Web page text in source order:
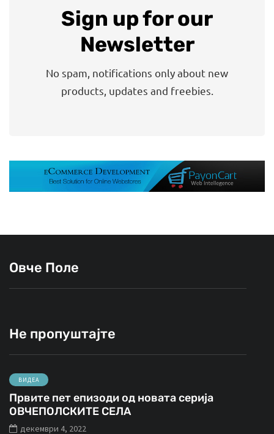
Sign up for our
Newsletter
No spam, notifications only about new
products, updates and freebies.
Овче Поле
Не пропуштајте
ВИДЕА
Првите пет епизоди од новата серија
ОВЧЕПОЛСКИТЕ СЕЛА
декември 4, 2022